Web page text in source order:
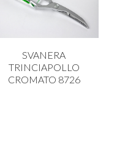
SVANERA
TRINCIAPOLLO
CROMATO 8726